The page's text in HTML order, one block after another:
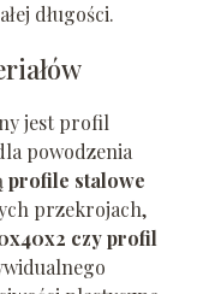
długości.
jest profil
powodzenia
profile stalowe
przekrojach,
czy profil